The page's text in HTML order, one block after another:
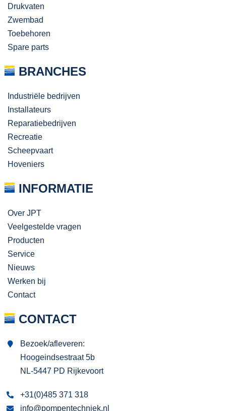
Drukvaten
Zwembad
Toebehoren
Spare parts
BRANCHES
Industriële bedrijven
Installateurs
Reparatiebedrijven
Recreatie
Scheepvaart
Hoveniers
INFORMATIE
Over JPT
Veelgestelde vragen
Producten
Service
Nieuws
Werken bij
Contact
CONTACT
Bezoek/afleveren:
Hoogeindsestraat 5b
NL-5447 PD Rijkevoort
+31(0)485 371 318
info@pompentechniek.nl